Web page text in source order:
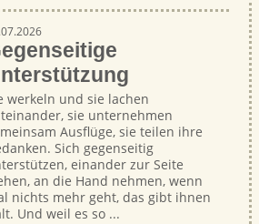
werkeln und sie lachen
sie unternehmen
Ausflüge, sie teilen ihre
Sich gegenseitig
einander zur Seite
an die Hand nehmen, wenn
nichts mehr geht, das gibt ihnen
Und weil es so ...